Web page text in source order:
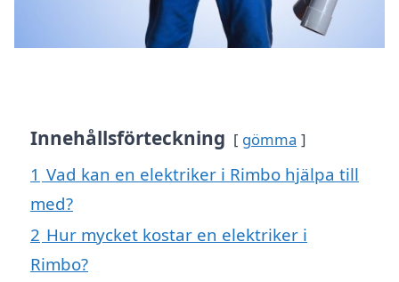
Innehållsförteckning gömma
1 Vad kan en elektriker i Rimbo hjälpa till
med?
2 Hur mycket kostar en elektriker i
Rimbo?